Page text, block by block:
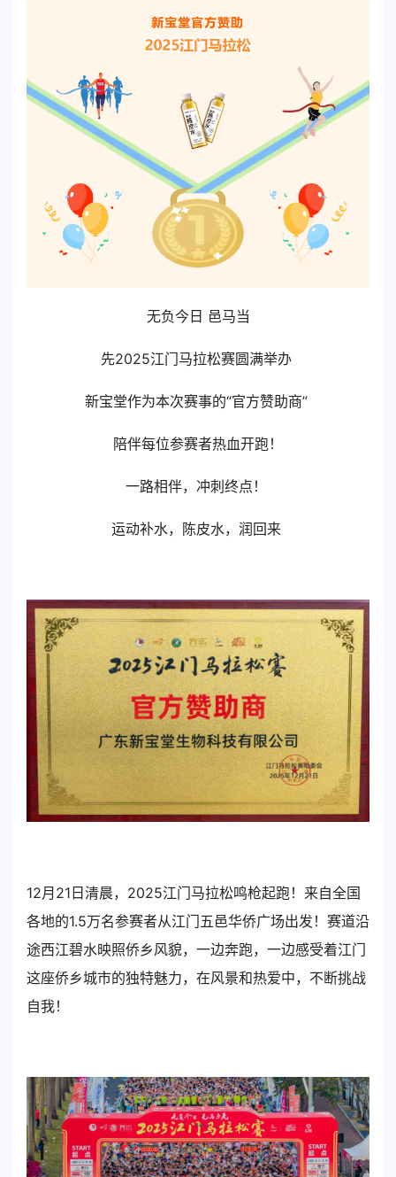
无负今日 邑马当
先2025江门马拉松赛圆满举办
新宝堂作为本次赛事的“官方赞助商”
陪伴每位参赛者热血开跑！
一路相伴，冲刺终点！
运动补水，陈皮水，润回来
12月21日清晨，2025江门马拉松鸣枪起跑！来自全国
各地的1.5万名参赛者从江门五邑华侨广场出发！赛道沿
途西江碧水映照侨乡风貌，一边奔跑，一边感受着江门
这座侨乡城市的独特魅力，在风景和热爱中，不断挑战
自我！